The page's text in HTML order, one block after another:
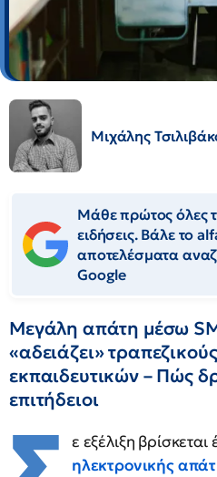
Μιχάλης
Μάθε πρώτος όλες
ειδήσεις. Βάλε το
αποτελέσματα
Google
Μεγάλη απάτη μέσω
«αδειάζει»
εκπαιδευτικών – Πώς
επιτήδειοι
ε εξέλιξη βρίσκεται
ηλεκτρονικής